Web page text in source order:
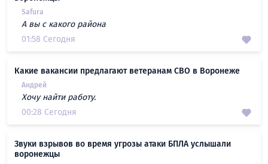
Safura
А вы с какого района
01:58 Сегодня
Какие вакансии предлагают ветеранам СВО в Воронеже
Андрей
Хочу найти работу.
00:28 Сегодня
Звуки взрывов во время угрозы атаки БПЛА услышали
воронежцы